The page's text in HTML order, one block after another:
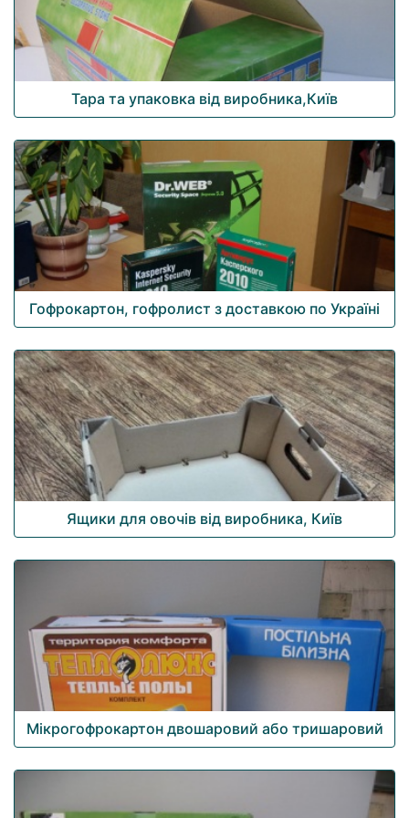
Тара та упаковка від виробника,Київ
Гофрокартон, гофролист з доставкою по Україні
Ящики для овочів від виробника, Київ
Мікрогофрокартон двошаровий або тришаровий